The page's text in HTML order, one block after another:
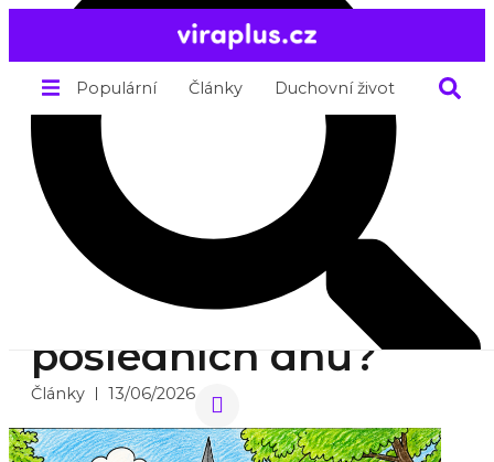
Populární Články Duchovní život O nás
Kde se v Praze
shromažďuje Církev
Ježíše Krista Svatých
posledních dnů?
Články 13/06/2026